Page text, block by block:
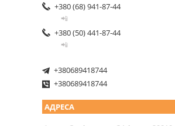
+380 (68) 941-87-44
📲
+380 (50) 441-87-44
📲
+380689418744
+380689418744